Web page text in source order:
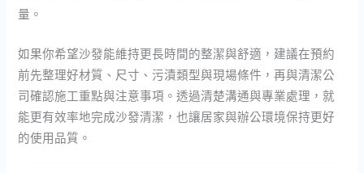
量。
如果你希望沙發能維持更長時間的整潔與舒適，建議在預約
前先整理好材質、尺寸、污漬類型與現場條件，再與清潔公
司確認施工重點與注意事項。透過清楚溝通與專業處理，就
能更有效率地完成沙發清潔，也讓居家與辦公環境保持更好
的使用品質。